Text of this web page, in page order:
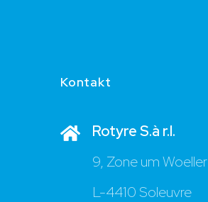
Kontakt
Rotyre S.à r.l.
9, Zone um Woeller
L-4410 Soleuvre